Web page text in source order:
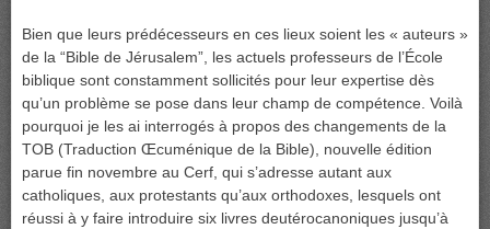
Bien que leurs prédécesseurs en ces lieux soient les « auteurs »
de la “Bible de Jérusalem”, les actuels professeurs de l’École
biblique sont constamment sollicités pour leur expertise dès
qu’un problème se pose dans leur champ de compétence. Voilà
pourquoi je les ai interrogés à propos des changements de la
TOB (Traduction Œcuménique de la Bible), nouvelle édition
parue fin novembre au Cerf, qui s’adresse autant aux
catholiques, aux protestants qu’aux orthodoxes, lesquels ont
réussi à y faire introduire six livres deutérocanoniques jusqu’à